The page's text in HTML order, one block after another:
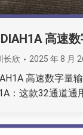
高速
长欣 2025 年 8 月
高速数字量
：这款32通道通